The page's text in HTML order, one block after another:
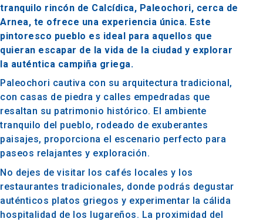
tranquilo rincón de Calcídica, Paleochori, cerca de
Arnea, te ofrece una experiencia única. Este
pintoresco pueblo es ideal para aquellos que
quieran escapar de la vida de la ciudad y explorar
la auténtica campiña griega.
Paleochori cautiva con su arquitectura tradicional,
con casas de piedra y calles empedradas que
resaltan su patrimonio histórico. El ambiente
tranquilo del pueblo, rodeado de exuberantes
paisajes, proporciona el escenario perfecto para
paseos relajantes y exploración.
No dejes de visitar los cafés locales y los
restaurantes tradicionales, donde podrás degustar
auténticos platos griegos y experimentar la cálida
hospitalidad de los lugareños. La proximidad del